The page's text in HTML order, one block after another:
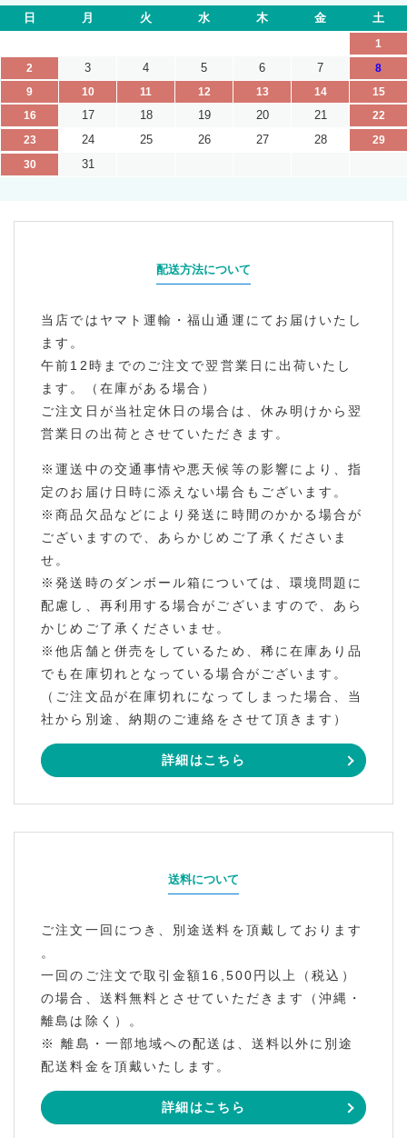
日 月 火 水 木 金 土
1
2
3 4 5 6 7
8
9
10 11 12 13 14
15
16
17 18 19 20 21
22
23
24 25 26 27 28
29
30
31
配送方法について
当店ではヤマト運輸・福山通運にてお届けいたし
ます。
午前12時までのご注文で翌営業日に出荷いたし
ます。（在庫がある場合）
ご注文日が当社定休日の場合は、休み明けから翌
営業日の出荷とさせていただきます。
※運送中の交通事情や悪天候等の影響により、指
定のお届け日時に添えない場合もございます。
※商品欠品などにより発送に時間のかかる場合が
ございますので、あらかじめご了承くださいま
せ。
※発送時のダンボール箱については、環境問題に
配慮し、再利用する場合がございますので、あら
かじめご了承くださいませ。
※他店舗と併売をしているため、稀に在庫あり品
でも在庫切れとなっている場合がございます。
（ご注文品が在庫切れになってしまった場合、当
社から別途、納期のご連絡をさせて頂きます）
詳細はこちら
送料について
ご注文一回につき、別途送料を頂戴しております
。
一回のご注文で取引金額16,500円以上（税込）
の場合、送料無料とさせていただきます（沖縄・
離島は除く）。
※ 離島・一部地域への配送は、送料以外に別途
配送料金を頂戴いたします。
詳細はこちら